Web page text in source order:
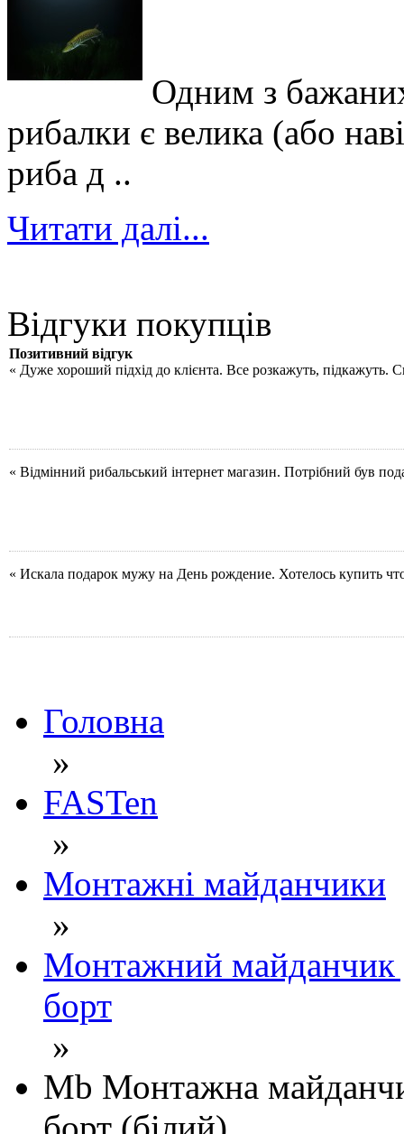
Одним з
рибалки є велика (або
риба д ..
Читати далі...
Відгуки покупців
Позитивний відгук
« Дуже хороший підхід до клієнта. Все розкажуть, підкажуть.
« Відмінний рибальський інтернет магазин. Потрібний був
« Искала подарок мужу на День рождение. Хотелось купить
Головна
»
FASTen
»
Монтажні майданчики
»
Монтажний майданчик
борт
»
Mb Монтажна